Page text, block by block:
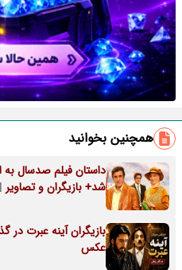
همچنین بخوانید
داستان فیلم صدسال به
شد+ بازیگران و تصاویر
بازیگران آینه عبرت در
عکس